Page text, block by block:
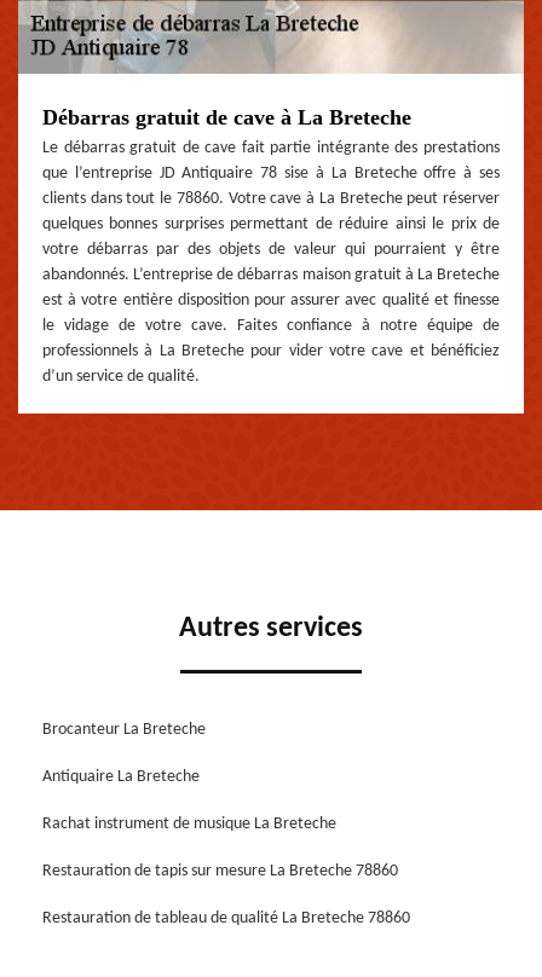
Débarras gratuit de cave à La Breteche
Le débarras gratuit de cave fait partie intégrante des prestations
que l’entreprise JD Antiquaire 78 sise à La Breteche offre à ses
clients dans tout le 78860. Votre cave à La Breteche peut réserver
quelques bonnes surprises permettant de réduire ainsi le prix de
votre débarras par des objets de valeur qui pourraient y être
abandonnés. L’entreprise de débarras maison gratuit à La Breteche
est à votre entière disposition pour assurer avec qualité et finesse
le vidage de votre cave. Faites confiance à notre équipe de
professionnels à La Breteche pour vider votre cave et bénéficiez
d’un service de qualité.
Autres services
Brocanteur La Breteche
Antiquaire La Breteche
Rachat instrument de musique La Breteche
Restauration de tapis sur mesure La Breteche 78860
Restauration de tableau de qualité La Breteche 78860